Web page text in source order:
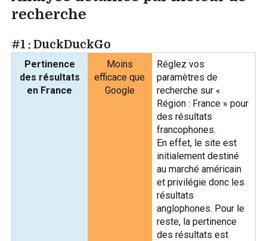
recherche
#1 : DuckDuckGo
Pertinence
des résultats
en France
Moins
efficace que
Google
Réglez vos
paramètres de
recherche sur «
Région : France » pour
des résultats
francophones.
En effet, le site est
initialement destiné
au marché américain
et privilégie donc les
résultats
anglophones. Pour le
reste, la pertinence
des résultats est